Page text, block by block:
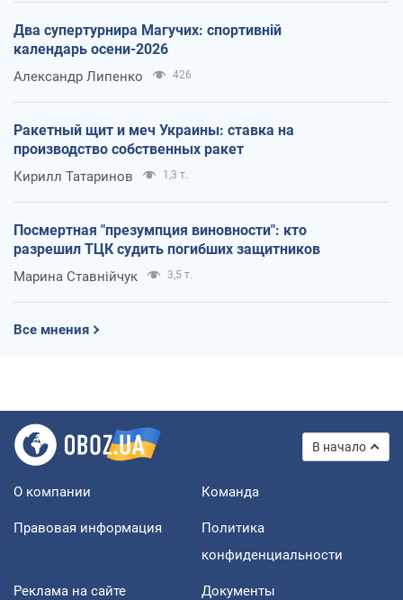
Два супертурнира Магучих: спортивній
календарь осени-2026
Александр Липенко 426
Ракетный щит и меч Украины: ставка на
производство собственных ракет
Кирилл Татаринов 1,3 т.
Посмертная "презумпция виновности": кто
разрешил ТЦК судить погибших защитников
Марина Ставнійчук 3,5 т.
Все мнения
В начало
О компании Команда
Правовая информация
Политика
конфиденциальности
Реклама на сайте Документы